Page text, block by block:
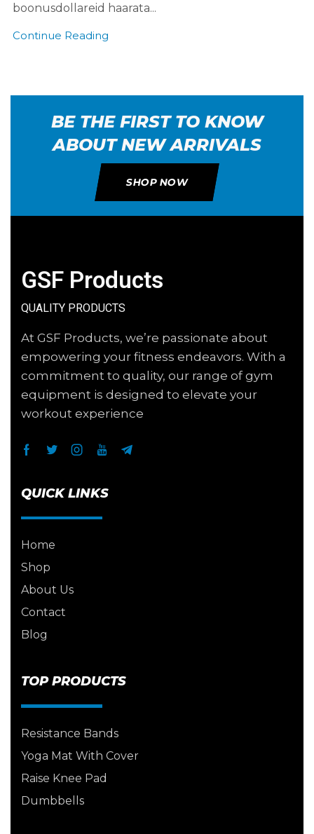
boonusdollareid haarata...
Continue Reading
BE THE FIRST TO KNOW
ABOUT NEW ARRIVALS
SHOP NOW
GSF Products
QUALITY PRODUCTS
At GSF Products, we’re passionate about
empowering your fitness endeavors. With a
commitment to quality, our range of gym
equipment is designed to elevate your
workout experience
QUICK LINKS
Home
Shop
About Us
Contact
Blog
TOP PRODUCTS
Resistance Bands
Yoga Mat With Cover
Raise Knee Pad
Dumbbells